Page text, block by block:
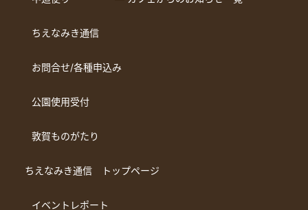
ちえなみき通信
お問合せ/各種申込み
公園使用受付
敦賀ものがたり
ちえなみき通信 トップページ
イベントレポート